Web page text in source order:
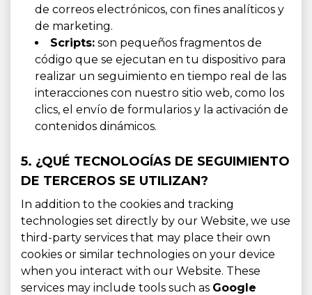
de correos electrónicos, con fines analíticos y
de marketing.
Scripts: son pequeños fragmentos de
código que se ejecutan en tu dispositivo para
realizar un seguimiento en tiempo real de las
interacciones con nuestro sitio web, como los
clics, el envío de formularios y la activación de
contenidos dinámicos.
5. ¿QUÉ TECNOLOGÍAS DE SEGUIMIENTO
DE TERCEROS SE UTILIZAN?
In addition to the cookies and tracking
technologies set directly by our Website, we use
third-party services that may place their own
cookies or similar technologies on your device
when you interact with our Website. These
services may include tools such as Google